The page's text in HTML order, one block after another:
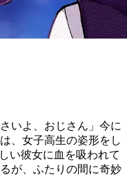
いよ、おじさん」今に
、女子高生の姿形をし
い彼女に血を吸われて
が、ふたりの間に奇妙